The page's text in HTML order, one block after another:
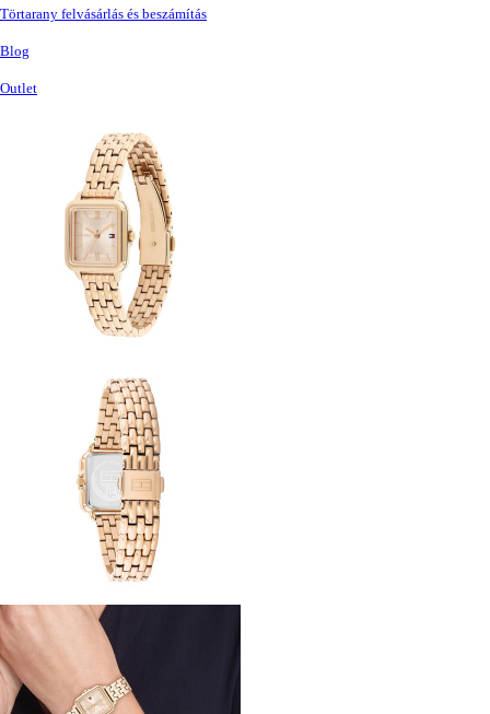
Törtarany felvásárlás és beszámítás
Blog
Outlet